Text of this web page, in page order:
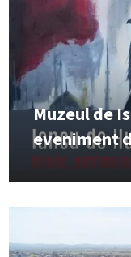
Muzeul de
eveniment